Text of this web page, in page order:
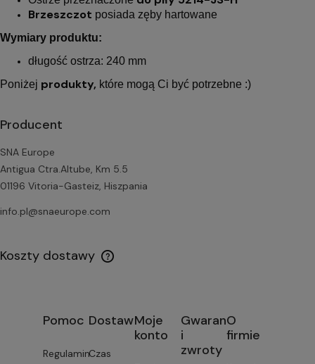
Brzeszczot posiada zęby hartowane
Wymiary produktu:
długość ostrza: 240 mm
Poniżej produkty, które mogą Ci być potrzebne :)
Producent
SNA Europe
Antigua Ctra.Altube, Km 5.5
01196 Vitoria-Gasteiz, Hiszpania
info.pl@snaeurope.com
Koszty dostawy
Pomoc
Regulamin
Dostawa
Czas
Moje
konto
Gwarancja
i
zwroty
O
firmie